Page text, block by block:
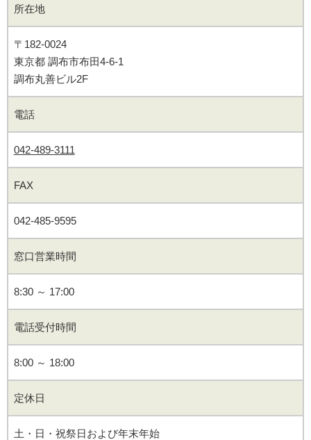
所在地
〒182-0024
東京都 調布市布田4‐6‐1
調布丸善ビル2F
電話
042-489-3111
FAX
042-485-9595
窓口営業時間
8:30 ～ 17:00
電話受付時間
8:00 ～ 18:00
定休日
土・日・祝祭日および年末年始